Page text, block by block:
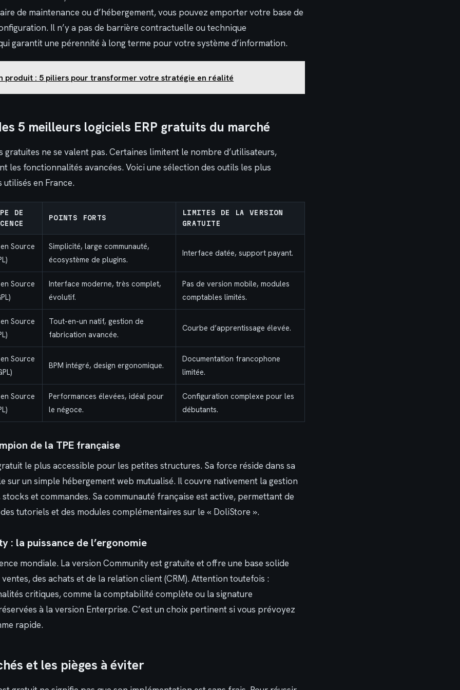
de maintenance ou d’hébergement, vous pouvez emporter votre base de
Il n’y a pas de barrière contractuelle ou technique
garantit une pérennité à long terme pour votre système d’information.
produit : 5 piliers pour transformer votre stratégie en réalité
5 meilleurs logiciels ERP gratuits du marché
gratuites ne se valent pas. Certaines limitent le nombre d’utilisateurs,
les fonctionnalités avancées. Voici une sélection des outils les plus
en France.
DE
POINTS FORTS
LIMITES DE LA VERSION
GRATUITE
Source
Simplicité, large communauté,
écosystème de plugins.
Interface datée, support payant.
Source
Interface moderne, très complet,
évolutif.
Pas de version mobile, modules
comptables limités.
Source
Tout-en-un natif, gestion de
fabrication avancée.
Courbe d’apprentissage élevée.
Source
BPM intégré, design ergonomique.
Documentation francophone
limitée.
Source
Performances élevées, idéal pour
le négoce.
Configuration complexe pour les
débutants.
de la TPE française
le plus accessible pour les petites structures. Sa force réside dans sa
sur un simple hébergement web mutualisé. Il couvre nativement la gestion
et commandes. Sa communauté française est active, permettant de
tutoriels et des modules complémentaires sur le « DoliStore ».
: la puissance de l’ergonomie
mondiale. La version Community est gratuite et offre une base solide
des achats et de la relation client (CRM). Attention toutefois :
critiques, comme la comptabilité complète ou la signature
à la version Enterprise. C’est un choix pertinent si vous prévoyez
rapide.
et les pièges à éviter